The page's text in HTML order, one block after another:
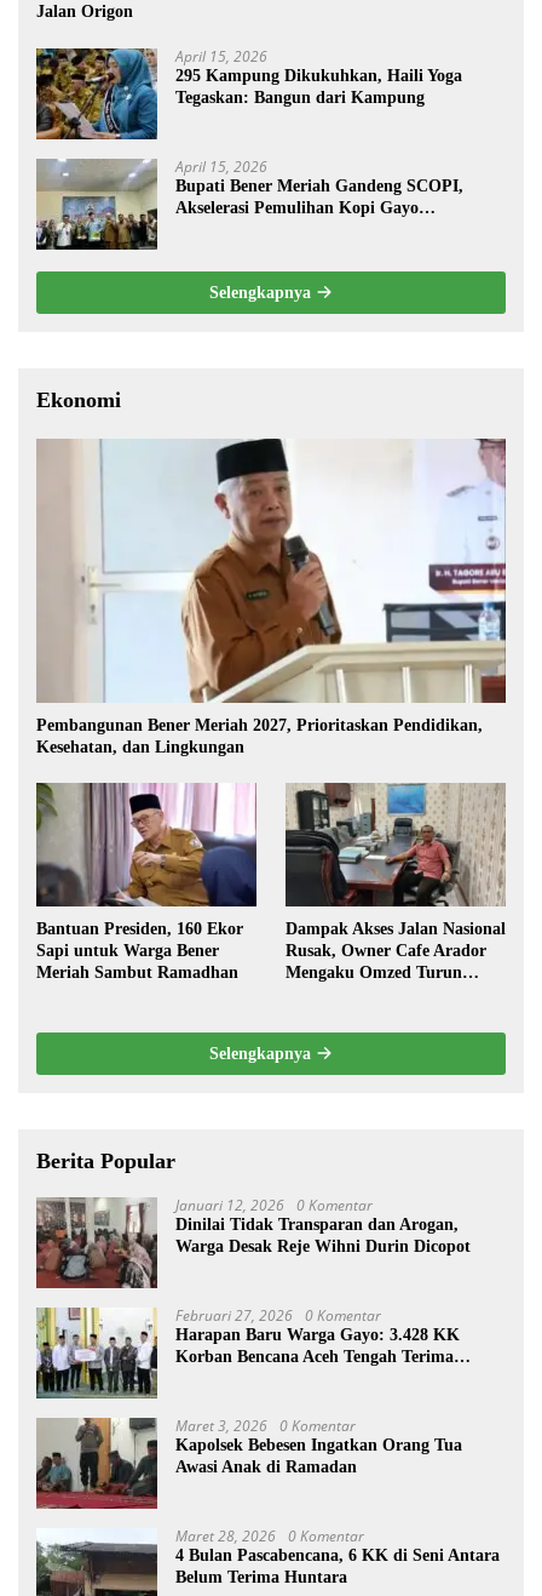
Jalan Origon
April 15, 2026
295 Kampung Dikukuhkan, Haili Yoga
Tegaskan: Bangun dari Kampung
April 15, 2026
Bupati Bener Meriah Gandeng SCOPI,
Akselerasi Pemulihan Kopi Gayo
Selengkapnya
Ekonomi
Pembangunan Bener Meriah 2027, Prioritaskan Pendidikan,
Kesehatan, dan Lingkungan
Bantuan Presiden, 160 Ekor
Sapi untuk Warga Bener
Meriah Sambut Ramadhan
Dampak Akses Jalan Nasional
Rusak, Owner Cafe Arador
Mengaku Omzed Turun
Selengkapnya
Berita Popular
Januari 12, 2026 0 Komentar
Dinilai Tidak Transparan dan Arogan,
Warga Desak Reje Wihni Durin Dicopot
Februari 27, 2026 0 Komentar
Harapan Baru Warga Gayo: 3.428 KK
Korban Bencana Aceh Tengah Terima
Maret 3, 2026 0 Komentar
Kapolsek Bebesen Ingatkan Orang Tua
Awasi Anak di Ramadan
Maret 28, 2026 0 Komentar
4 Bulan Pascabencana, 6 KK di Seni Antara
Belum Terima Huntara